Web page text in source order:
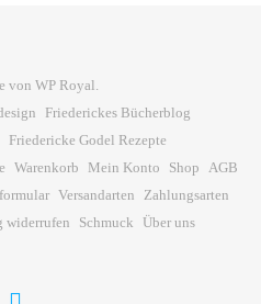
von WP Royal.
Friederickes Bücherblog
Friedericke Godel Rezepte
Warenkorb Mein Konto Shop AGB
Versandarten Zahlungsarten
widerrufen Schmuck Über uns